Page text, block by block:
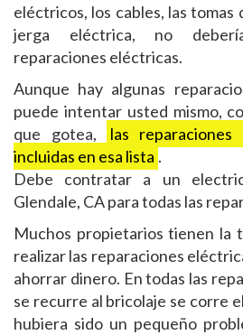
eléctricos, los cables, las
jerga eléctrica, no
reparaciones eléctricas.
Aunque hay algunas
puede intentar usted mismo,
que gotea,
las
incluidas en esa lista .
Debe contratar a un
Glendale, CA para todas las
Muchos propietarios tienen la
realizar las reparaciones
ahorrar dinero. En todas las
se recurre al bricolaje se corre
hubiera sido un pequeño